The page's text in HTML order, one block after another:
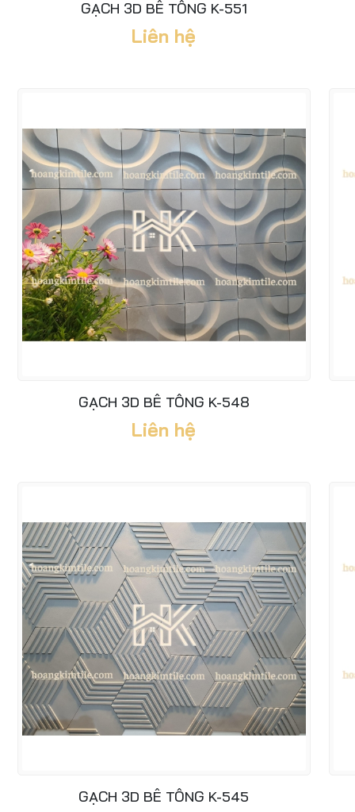
GẠCH 3D BÊ TÔNG K-551
Liên hệ
GẠCH 3D BÊ TÔNG K-548
Liên hệ
GẠCH 3D BÊ TÔNG K-545